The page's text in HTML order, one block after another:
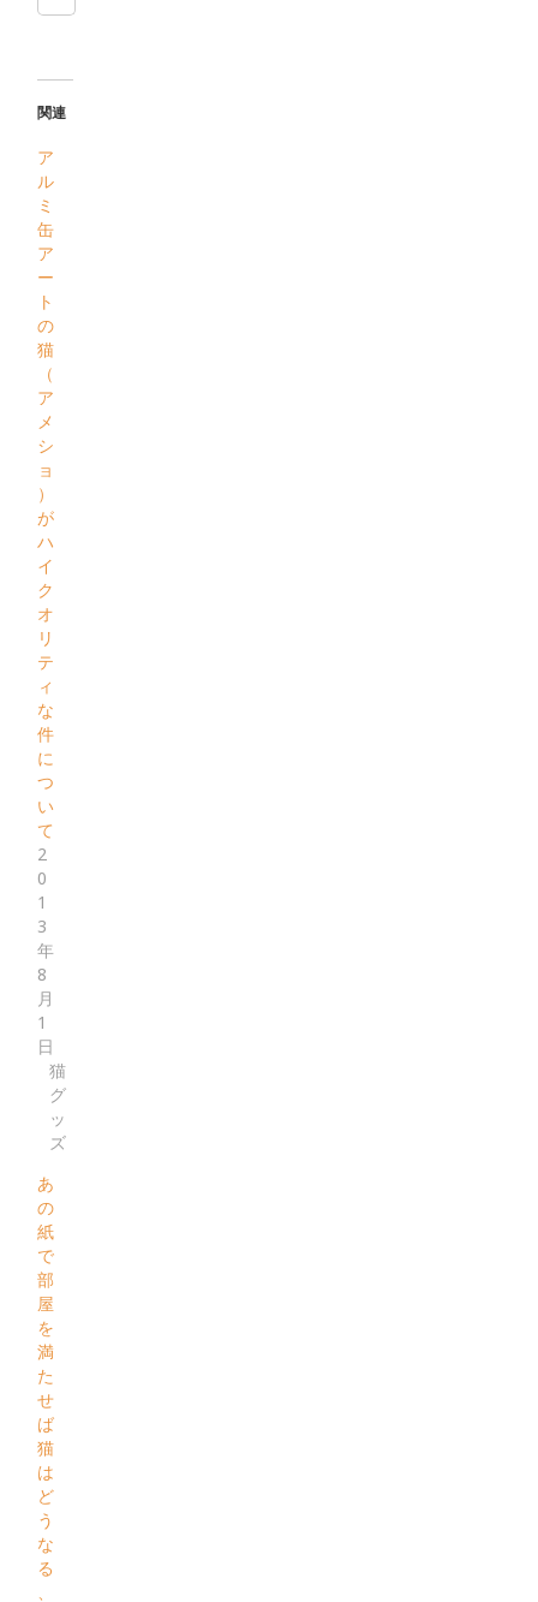
関連
ア
ル
ミ
缶
ア
ー
ト
の
猫
（
ア
メ
シ
ョ
）
が
ハ
イ
ク
オ
リ
テ
ィ
な
件
に
つ
い
て
2
0
1
3
年
8
月
1
日
猫
グ
ッ
ズ
あ
の
紙
で
部
屋
を
満
た
せ
ば
猫
は
ど
う
な
る